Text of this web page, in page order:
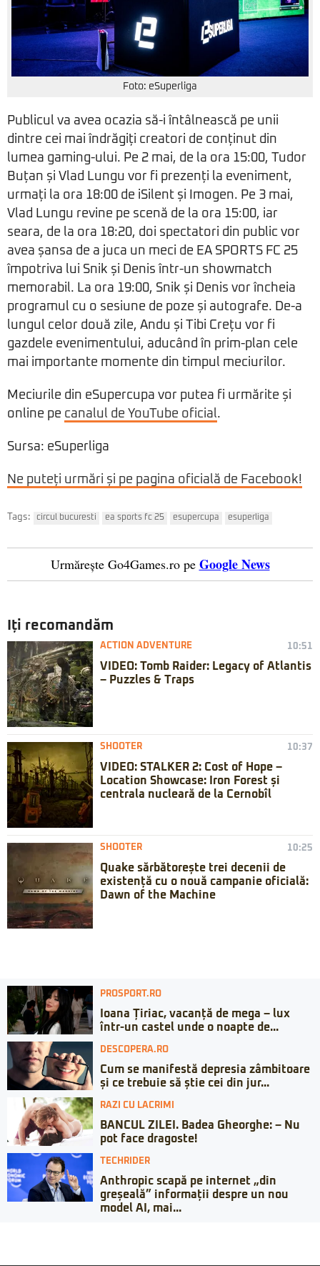
Foto: eSuperliga
Publicul va avea ocazia să-i întâlnească pe unii
dintre cei mai îndrăgiți creatori de conținut din
lumea gaming-ului. Pe 2 mai, de la ora 15:00, Tudor
Buțan și Vlad Lungu vor fi prezenți la eveniment,
urmați la ora 18:00 de iSilent și Imogen. Pe 3 mai,
Vlad Lungu revine pe scenă de la ora 15:00, iar
seara, de la ora 18:20, doi spectatori din public vor
avea șansa de a juca un meci de EA SPORTS FC 25
împotriva lui Snik și Denis într-un showmatch
memorabil. La ora 19:00, Snik și Denis vor încheia
programul cu o sesiune de poze și autografe. De-a
lungul celor două zile, Andu și Tibi Crețu vor fi
gazdele evenimentului, aducând în prim-plan cele
mai importante momente din timpul meciurilor.
Meciurile din eSupercupa vor putea fi urmărite și
online pe canalul de YouTube oficial.
Sursa: eSuperliga
Ne puteți urmări și pe pagina oficială de Facebook!
Tags: circul bucuresti ea sports fc 25 esupercupa esuperliga
Urmărește Go4Games.ro pe Google News
Iți recomandăm
ACTION ADVENTURE 10:51
VIDEO: Tomb Raider: Legacy of Atlantis
– Puzzles & Traps
SHOOTER 10:37
VIDEO: STALKER 2: Cost of Hope –
Location Showcase: Iron Forest și
centrala nucleară de la Cernobîl
SHOOTER 10:25
Quake sărbătorește trei decenii de
existență cu o nouă campanie oficială:
Dawn of the Machine
PROSPORT.RO
Ioana Țiriac, vacanță de mega – lux
într-un castel unde o noapte de...
DESCOPERA.RO
Cum se manifestă depresia zâmbitoare
și ce trebuie să știe cei din jur...
RAZI CU LACRIMI
BANCUL ZILEI. Badea Gheorghe: – Nu
pot face dragoste!
TECHRIDER
Anthropic scapă pe internet „din
greșeală” informații despre un nou
model AI, mai...